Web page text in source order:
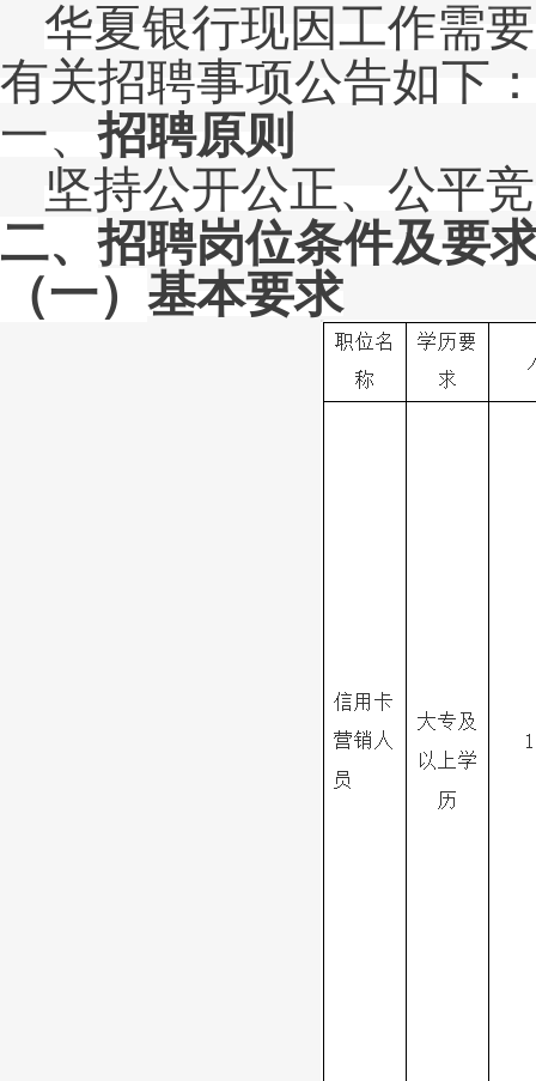
华夏银行现因工作需
有关招聘事项公告如下
一、招聘原则
坚持公开公正、公平
二、招聘岗位条件及要
（一） 基本要求